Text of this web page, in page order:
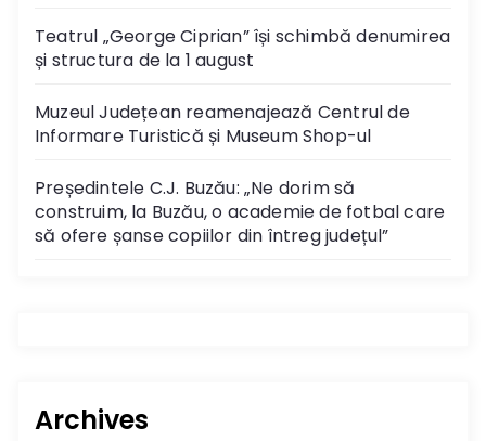
Teatrul „George Ciprian” își schimbă denumirea
și structura de la 1 august
Muzeul Județean reamenajează Centrul de
Informare Turistică și Museum Shop-ul
Președintele C.J. Buzău: „Ne dorim să
construim, la Buzău, o academie de fotbal care
să ofere șanse copiilor din întreg județul”
Archives